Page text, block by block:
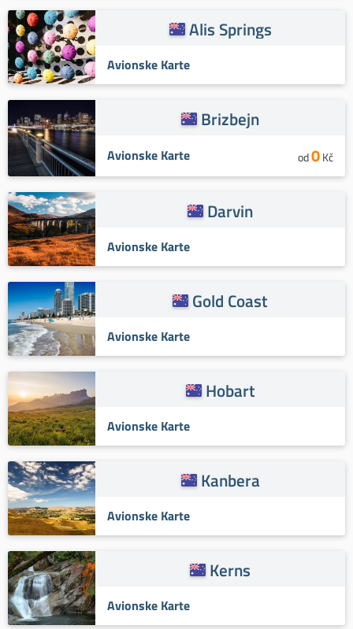
Alis Springs
Avionske Karte
Brizbejn
Avionske Karte od0Kč
Darvin
Avionske Karte
Gold Coast
Avionske Karte
Hobart
Avionske Karte
Kanbera
Avionske Karte
Kerns
Avionske Karte